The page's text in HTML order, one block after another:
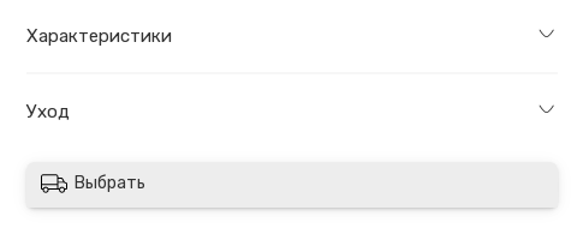
Характеристики
Уход
Выбрать